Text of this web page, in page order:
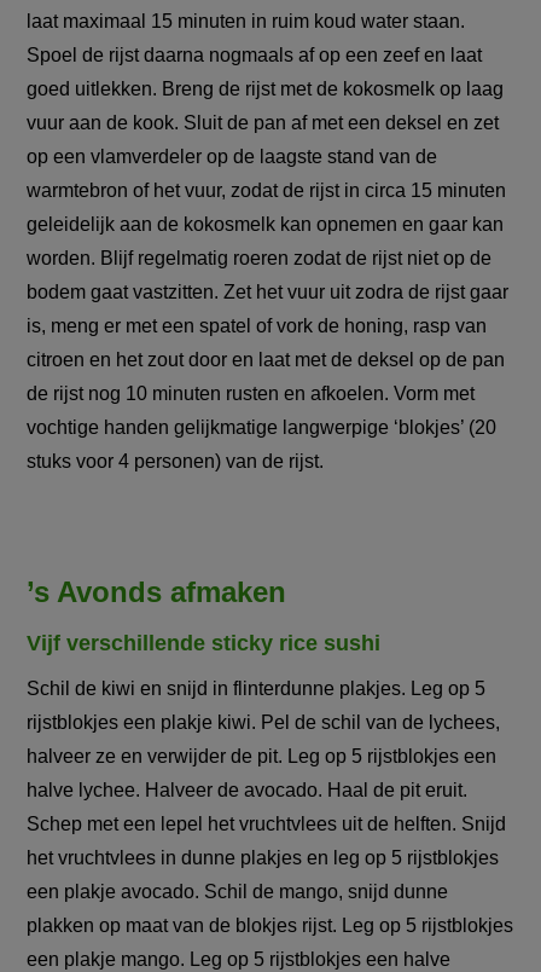
laat maximaal 15 minuten in ruim koud water staan.
Spoel de rijst daarna nogmaals af op een zeef en laat
goed uitlekken. Breng de rijst met de kokosmelk op laag
vuur aan de kook. Sluit de pan af met een deksel en zet
op een vlamverdeler op de laagste stand van de
warmtebron of het vuur, zodat de rijst in circa 15 minuten
geleidelijk aan de kokosmelk kan opnemen en gaar kan
worden. Blijf regelmatig roeren zodat de rijst niet op de
bodem gaat vastzitten. Zet het vuur uit zodra de rijst gaar
is, meng er met een spatel of vork de honing, rasp van
citroen en het zout door en laat met de deksel op de pan
de rijst nog 10 minuten rusten en afkoelen. Vorm met
vochtige handen gelijkmatige langwerpige ‘blokjes’ (20
stuks voor 4 personen) van de rijst.
’s Avonds afmaken
Vijf verschillende sticky rice sushi
Schil de kiwi en snijd in flinterdunne plakjes. Leg op 5
rijstblokjes een plakje kiwi. Pel de schil van de lychees,
halveer ze en verwijder de pit. Leg op 5 rijstblokjes een
halve lychee. Halveer de avocado. Haal de pit eruit.
Schep met een lepel het vruchtvlees uit de helften. Snijd
het vruchtvlees in dunne plakjes en leg op 5 rijstblokjes
een plakje avocado. Schil de mango, snijd dunne
plakken op maat van de blokjes rijst. Leg op 5 rijstblokjes
een plakje mango. Leg op 5 rijstblokjes een halve